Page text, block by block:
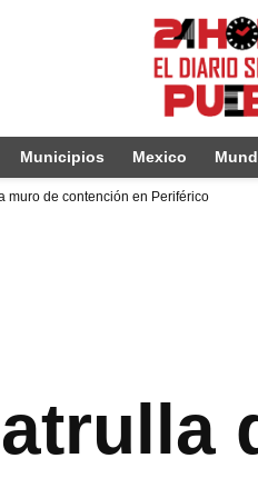
Municipios Mexico
muro de contención en Periférico